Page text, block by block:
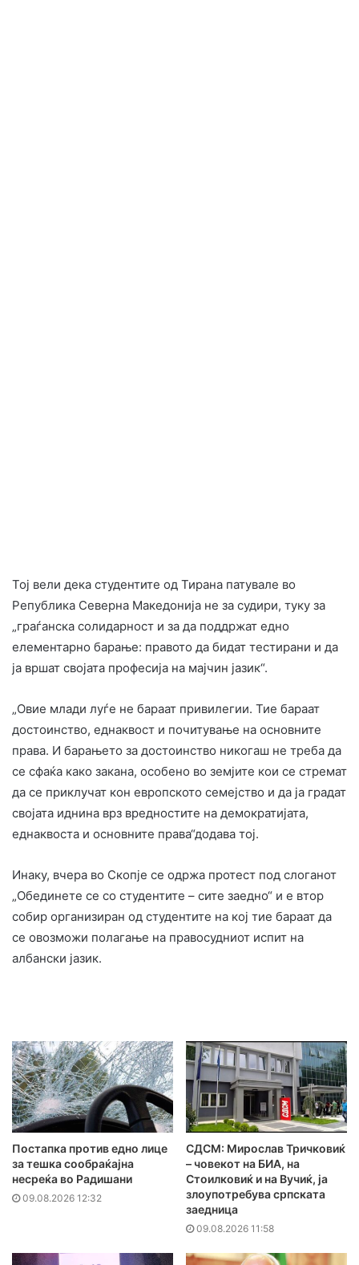
Тој вели дека студентите од Тирана патувале во
Република Северна Македонија не за судири, туку за
„граѓанска солидарност и за да поддржат едно
елементарно барање: правото да бидат тестирани и да
ја вршат својата професија на мајчин јазик“.
„Овие млади луѓе не бараат привилегии. Тие бараат
достоинство, еднаквост и почитување на основните
права. И барањето за достоинство никогаш не треба да
се сфаќа како закана, особено во земјите кои се стремат
да се приклучат кон европското семејство и да ја градат
својата иднина врз вредностите на демократијата,
еднаквоста и основните права“додава тој.
Инаку, вчера во Скопје се одржа протест под слоганот
„Обединете се со студентите – сите заедно“ и е втор
собир организиран од студентите на кој тие бараат да
се овозможи полагање на правосудниот испит на
албански јазик.
Постапка против едно лице
за тешка сообраќајна
несреќа во Радишани
09.08.2026 12:32
СДСМ: Мирослав Тричковиќ
– човекот на БИА, на
Стоилковиќ и на Вучиќ, ја
злоупотребува српската
заедница
09.08.2026 11:58